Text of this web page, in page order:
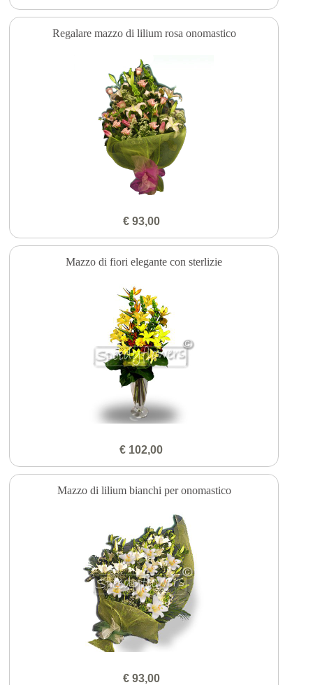
Regalare mazzo di lilium rosa onomastico
€ 93,00
Mazzo di fiori elegante con sterlizie
€ 102,00
Mazzo di lilium bianchi per onomastico
€ 93,00